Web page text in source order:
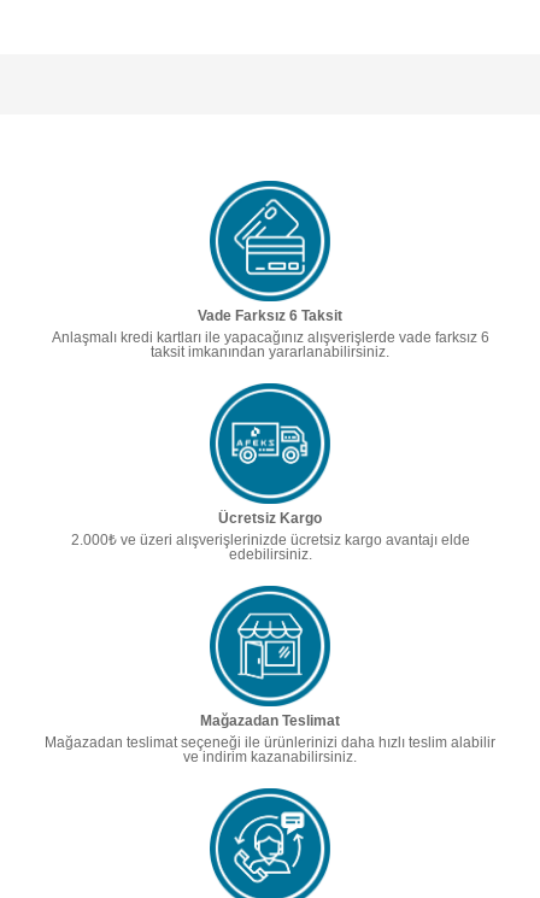
Vade Farksız 6 Taksit
Anlaşmalı kredi kartları ile yapacağınız alışverişlerde vade farksız 6
taksit imkanından yararlanabilirsiniz.
Ücretsiz Kargo
2.000₺ ve üzeri alışverişlerinizde ücretsiz kargo avantajı elde
edebilirsiniz.
Mağazadan Teslimat
Mağazadan teslimat seçeneği ile ürünlerinizi daha hızlı teslim alabilir
ve indirim kazanabilirsiniz.